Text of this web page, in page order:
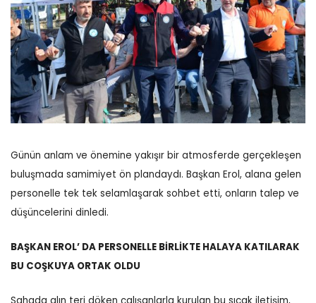
Günün anlam ve önemine yakışır bir atmosferde gerçekleşen
buluşmada samimiyet ön plandaydı. Başkan Erol, alana gelen
personelle tek tek selamlaşarak sohbet etti, onların talep ve
düşüncelerini dinledi.
BAŞKAN EROL’ DA PERSONELLE BİRLİKTE HALAYA KATILARAK
BU COŞKUYA ORTAK OLDU